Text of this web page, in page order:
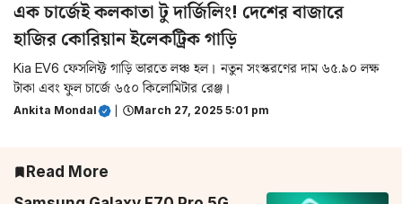
এক চার্জেই কলকাতা টু দার্জিলিং! দেশের বাজারে
হাজির কোরিয়ান ইলেকট্রিক গাড়ি
Kia EV6 ফেসলিফ্ট গাড়ি ভারতে লঞ্চ হল। নতুন সংস্করণের দাম ৬৫.৯০ লক্ষ
টাকা এবং ফুল চার্জে ৬৫০ কিলোমিটার রেঞ্জ।
Ankita Mondal March 27, 2025 5:01 pm
Read More